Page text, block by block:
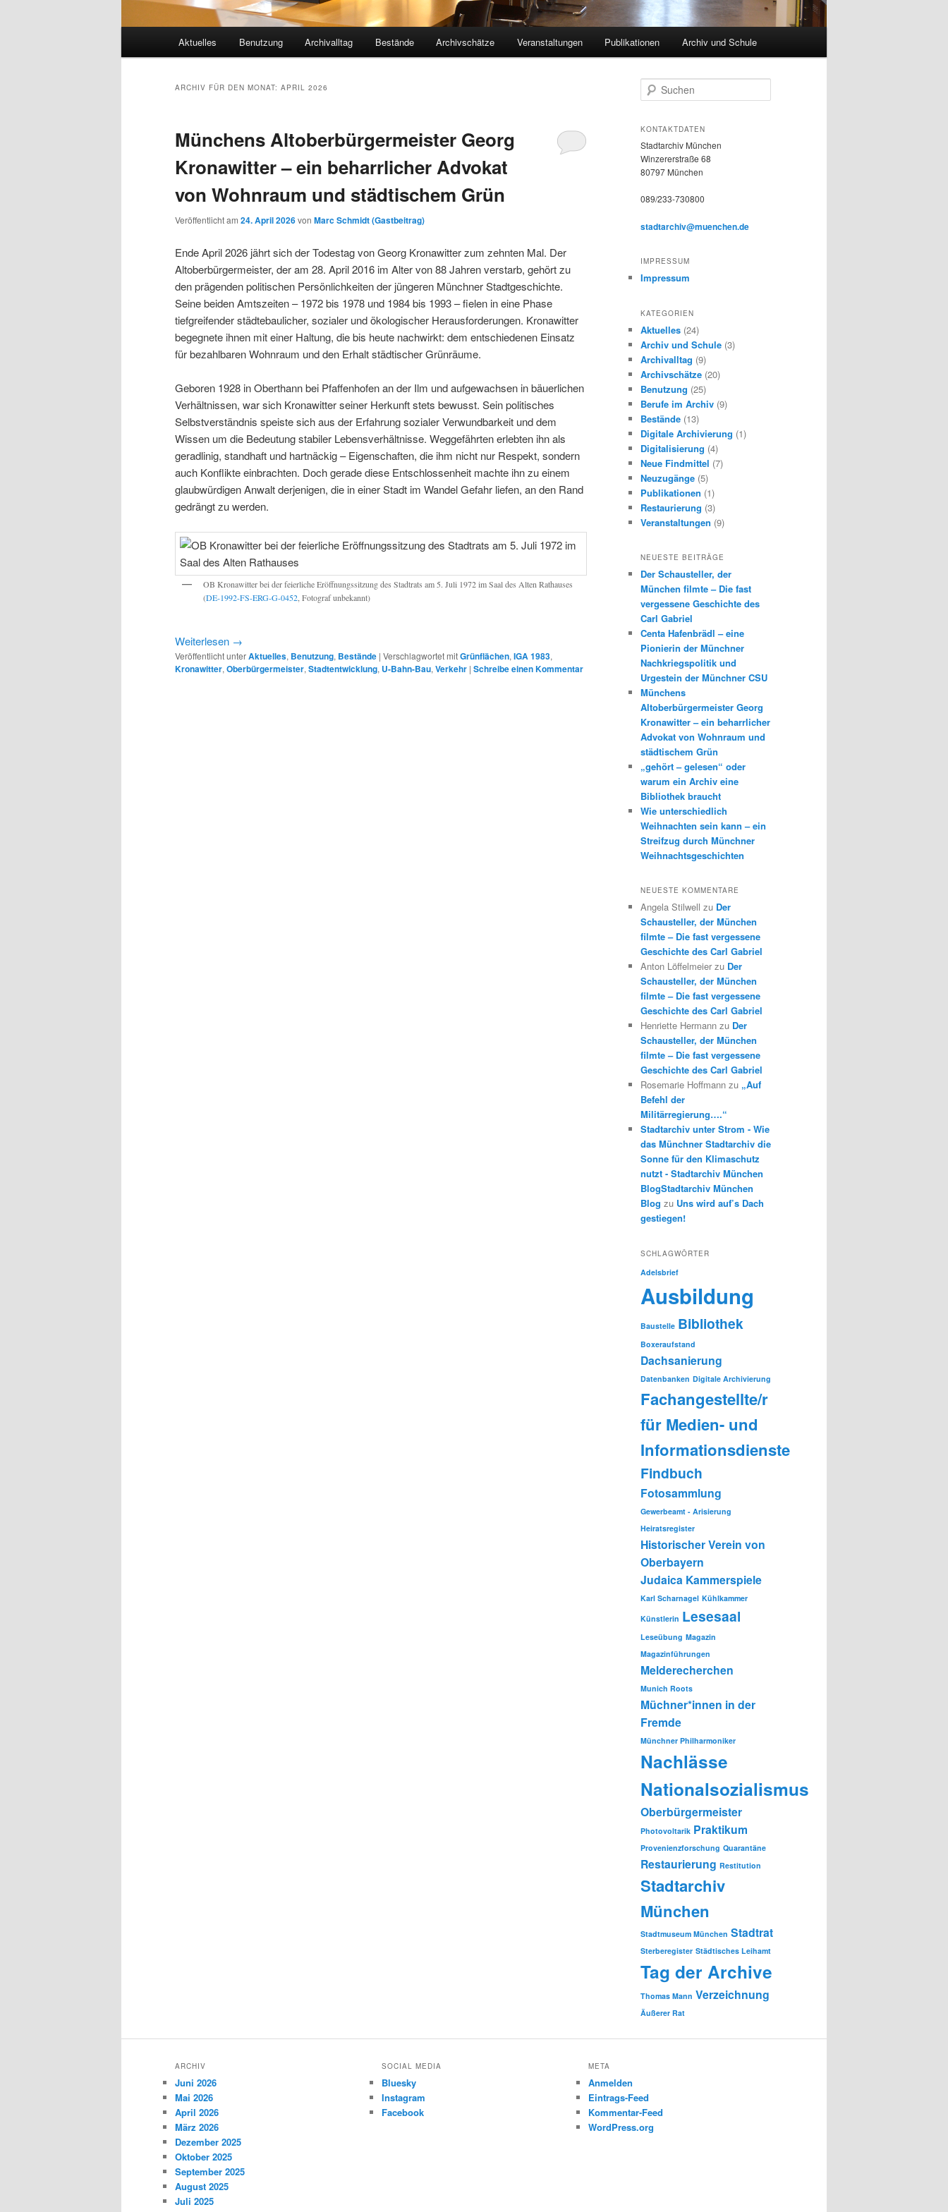
Aktuelles Benutzung Archivalltag Bestände Archivschätze Veranstaltungen Publikationen Archiv und Schule
ARCHIV FÜR DEN MONAT: APRIL 2026
Münchens Altoberbürgermeister Georg
Kronawitter – ein beharrlicher Advokat
von Wohnraum und städtischem Grün
Veröffentlicht am 24. April 2026von Marc Schmidt (Gastbeitrag)
Ende April 2026 jährt sich der Todestag von Georg Kronawitter zum zehnten Mal. Der
Altoberbürgermeister, der am 28. April 2016 im Alter von 88 Jahren verstarb, gehört zu
den prägenden politischen Persönlichkeiten der jüngeren Münchner Stadtgeschichte.
Seine beiden Amtszeiten – 1972 bis 1978 und 1984 bis 1993 – fielen in eine Phase
tiefgreifender städtebaulicher, sozialer und ökologischer Herausforderungen. Kronawitter
begegnete ihnen mit einer Haltung, die bis heute nachwirkt: dem entschiedenen Einsatz
für bezahlbaren Wohnraum und den Erhalt städtischer Grünräume.
Geboren 1928 in Oberthann bei Pfaffenhofen an der Ilm und aufgewachsen in bäuerlichen
Verhältnissen, war sich Kronawitter seiner Herkunft stets bewusst. Sein politisches
Selbstverständnis speiste sich aus der Erfahrung sozialer Verwundbarkeit und dem
Wissen um die Bedeutung stabiler Lebensverhältnisse. Weggefährten erlebten ihn als
geradlinig, standhaft und hartnäckig – Eigenschaften, die ihm nicht nur Respekt, sondern
auch Konflikte einbrachten. Doch gerade diese Entschlossenheit machte ihn zu einem
glaubwürdigen Anwalt derjenigen, die in einer Stadt im Wandel Gefahr liefen, an den Rand
gedrängt zu werden.
OB Kronawitter bei der feierliche Eröffnungssitzung des Stadtrats am 5. Juli 1972 im Saal des Alten Rathauses
(DE-1992-FS-ERG-G-0452, Fotograf unbekannt)
Weiterlesen →
Veröffentlicht unterAktuelles, Benutzung, Bestände | Verschlagwortet mitGrünflächen, IGA 1983,
Kronawitter, Oberbürgermeister, Stadtentwicklung, U-Bahn-Bau, Verkehr | Schreibe einen Kommentar
u
h
n
KONTAKTDATEN
Stadtarchiv München
Winzererstraße 68
80797 München
089/233-730800
stadtarchiv@muenchen.de
IMPRESSUM
Impressum
KATEGORIEN
Aktuelles (24)
Archiv und Schule (3)
Archivalltag (9)
Archivschätze (20)
Benutzung (25)
Berufe im Archiv (9)
Bestände (13)
Digitale Archivierung (1)
Digitalisierung (4)
Neue Findmittel (7)
Neuzugänge (5)
Publikationen (1)
Restaurierung (3)
Veranstaltungen (9)
NEUESTE BEITRÄGE
Der Schausteller, der
München filmte – Die fast
vergessene Geschichte des
Carl Gabriel
Centa Hafenbrädl – eine
Pionierin der Münchner
Nachkriegspolitik und
Urgestein der Münchner CSU
Münchens
Altoberbürgermeister Georg
Kronawitter – ein beharrlicher
Advokat von Wohnraum und
städtischem Grün
„gehört – gelesen“ oder
warum ein Archiv eine
Bibliothek braucht
Wie unterschiedlich
Weihnachten sein kann – ein
Streifzug durch Münchner
Weihnachtsgeschichten
NEUESTE KOMMENTARE
Angela Stilwell zu Der
Schausteller, der München
filmte – Die fast vergessene
Geschichte des Carl Gabriel
Anton Löffelmeier zu Der
Schausteller, der München
filmte – Die fast vergessene
Geschichte des Carl Gabriel
Henriette Hermann zu Der
Schausteller, der München
filmte – Die fast vergessene
Geschichte des Carl Gabriel
Rosemarie Hoffmann zu „Auf
Befehl der
Militärregierung….“
Stadtarchiv unter Strom - Wie
das Münchner Stadtarchiv die
Sonne für den Klimaschutz
nutzt - Stadtarchiv München
BlogStadtarchiv München
Blog zu Uns wird auf’s Dach
gestiegen!
SCHLAGWÖRTER
Adelsbrief
Ausbildung
Baustelle Bibliothek
Boxeraufstand
Dachsanierung
Datenbanken Digitale Archivierung
Fachangestellte/r
für Medien- und
Informationsdienste
Findbuch
Fotosammlung
Gewerbeamt - Arisierung
Heiratsregister
Historischer Verein von
Oberbayern
Judaica Kammerspiele
Karl Scharnagel Kühlkammer
Künstlerin Lesesaal
Leseübung Magazin
Magazinführungen
Melderecherchen
Munich Roots
Müchner*innen in der
Fremde
Münchner Philharmoniker
Nachlässe
Nationalsozialismus
Oberbürgermeister
Photovoltarik Praktikum
Provenienzforschung Quarantäne
Restaurierung Restitution
Stadtarchiv
München
Stadtmuseum München Stadtrat
Sterberegister Städtisches Leihamt
Tag der Archive
Thomas Mann Verzeichnung
Äußerer Rat
ARCHIV
Juni 2026
Mai 2026
April 2026
März 2026
Dezember 2025
Oktober 2025
September 2025
August 2025
Juli 2025
SOCIAL MEDIA
Bluesky
Instagram
Facebook
META
Anmelden
Eintrags-Feed
Kommentar-Feed
WordPress.org